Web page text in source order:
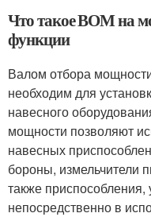
Что такое ВОМ на
функции
Валом отбора
необходим для
навесного
мощности позволяют
навесных
бороны, измельчители
также
непосредственно в